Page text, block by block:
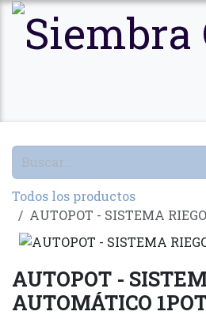
Ir al contenido
Todos los productos
AUTOPOT - SISTEMA
AUTOPOT -
AUTOMÁTICO